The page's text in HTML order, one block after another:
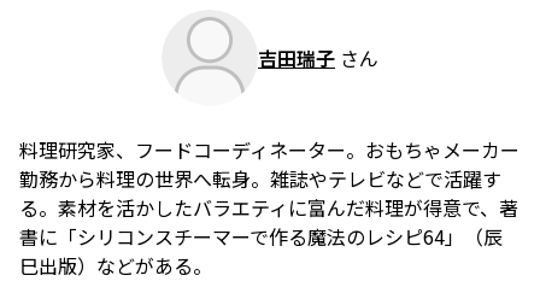
吉田瑞子 さん
料理研究家、フードコーディネーター。おもちゃメーカー
勤務から料理の世界へ転身。雑誌やテレビなどで活躍す
る。素材を活かしたバラエティに富んだ料理が得意で、著
書に「シリコンスチーマーで作る魔法のレシピ64」（辰
巳出版）などがある。